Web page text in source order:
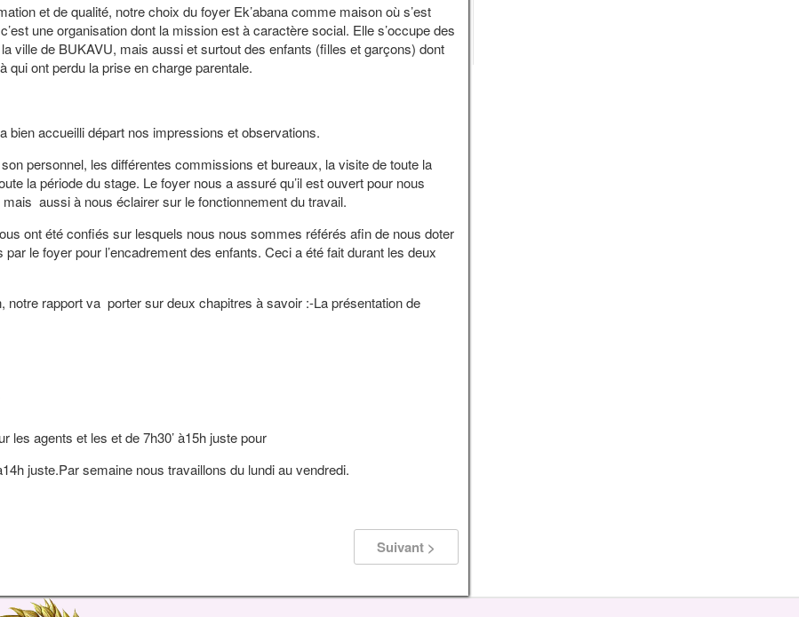
et de qualité, notre choix du foyer Ek’abana comme maison où s’est
une organisation dont la mission est à caractère social. Elle s’occupe des
ville de BUKAVU, mais aussi et surtout des enfants (filles et garçons) dont
qui ont perdu la prise en charge parentale.
accueilli départ nos impressions et observations.
personnel, les différentes commissions et bureaux, la visite de toute la
la période du stage. Le foyer nous a assuré qu’il est ouvert pour nous
aussi à nous éclairer sur le fonctionnement du travail.
été confiés sur lesquels nous nous sommes référés afin de nous doter
le foyer pour l’encadrement des enfants. Ceci a été fait durant les deux
rapport va porter sur deux chapitres à savoir :-La présentation de
les agents et les et de 7h30’ à15h juste pour
juste.Par semaine nous travaillons du lundi au vendredi.
Suivant >